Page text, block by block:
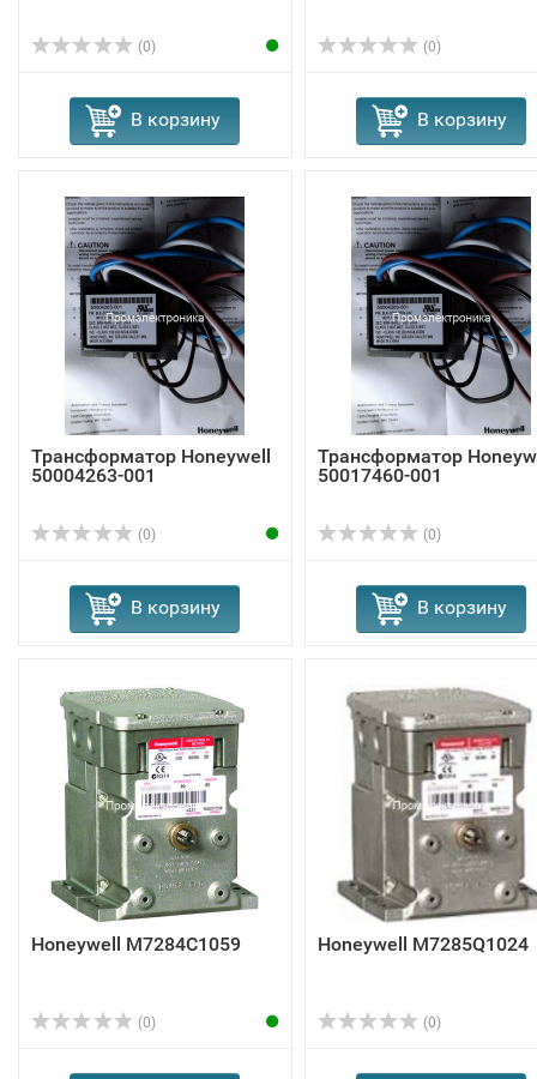
(0)
В корзину
(0)
В корзину
Трансформатор Honeywell
50004263-001
(0)
В корзину
Трансформатор
50017460-001
(0)
В корзину
Honeywell M7284C1059
(0)
Honeywell M7285Q1024
(0)